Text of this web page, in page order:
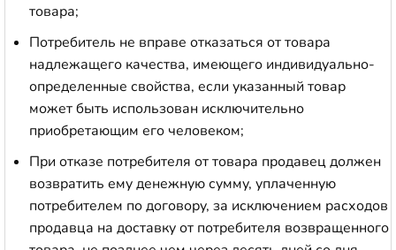
товара;
Потребитель не вправе отказаться от товара
надлежащего качества, имеющего индивидуально-
определенные свойства, если указанный товар
может быть использован исключительно
приобретающим его человеком;
При отказе потребителя от товара продавец должен
возвратить ему денежную сумму, уплаченную
потребителем по договору, за исключением расходов
продавца на доставку от потребителя возвращенного